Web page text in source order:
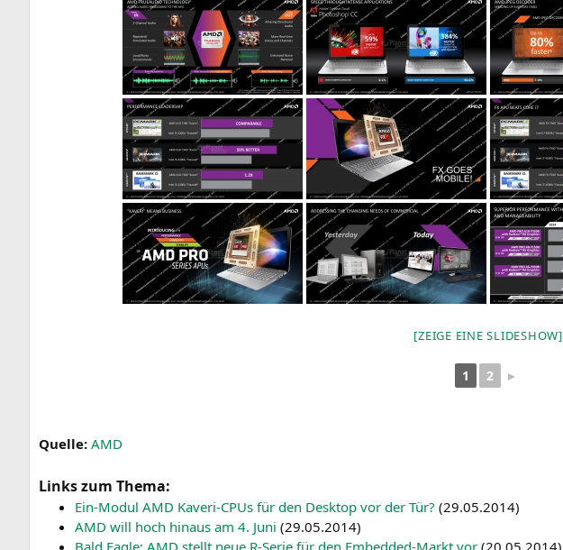
[ZEI­GE EINE SLIDESHOW]
1 2 ►
Quel­le: AMD
Links zum Thema:
Ein-Modul AMD Kaveri-CPUs für den Desk­top vor der Tür? (29.05.2014)
AMD will hoch hin­aus am 4. Juni (29.05.2014)
Bald Eagle: AMD stellt neue R‑Serie für den Embedded-Markt vor (20.05.2014)